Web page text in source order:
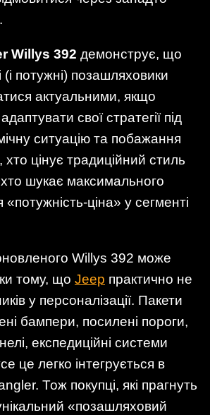
Willys 392 демонструє, що
(і потужні) позашляховики
актуальними, якщо
свої стратегії під
ситуацію та побажання
хто цінує традиційний стиль
хто шукає максимального
«потужність-ціна» у сегменті
Willys 392 може
тому, що Jeep практично не
у персоналізації. Пакети
бампери, посилені пороги,
експедиційні системи
це легко інтегрується в
Тож покупці, які прагнуть
«позашляховий